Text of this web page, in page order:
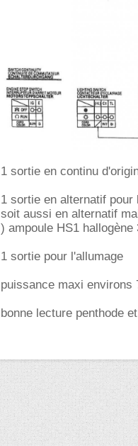
1 sortie en continu
1 sortie en alternatif
soit aussi en alternatif
) ampoule HS1
1 sortie pour l'allumage
puissance maxi
bonne lecture penthode